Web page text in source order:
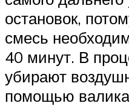
остановок,
смесь
40 минут. В
убирают
помощью